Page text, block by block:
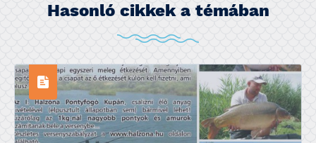
Hasonló cikkek a témában